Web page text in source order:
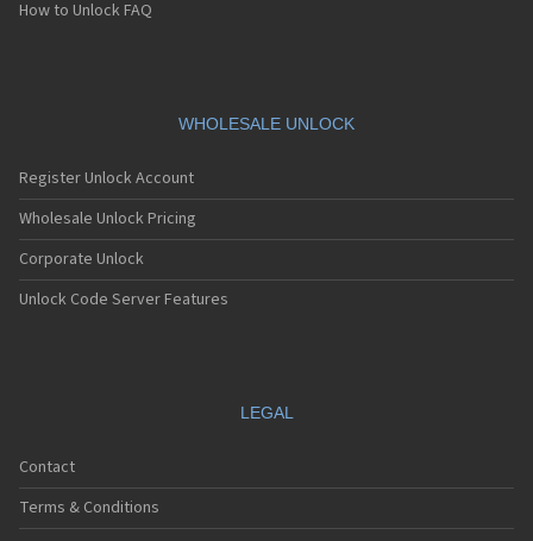
Sagem MC942
Sagem MC956
Sagem MC959
Sagem MC959 R
Sagem MU2005
Sagem MW-X1
Sagem MW3020
Sagem MW3022
Sagem MW3052
Sagem MW3062
Sagem MW932
How to Unlock FAQ
WHOLESALE UNLOCK
Register Unlock Account
Wholesale Unlock Pricing
Corporate Unlock
Unlock Code Server Features
LEGAL
Contact
Terms & Conditions